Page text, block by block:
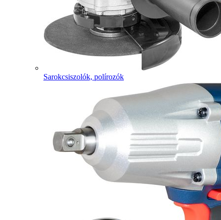
Sarokcsiszolók, polírozók